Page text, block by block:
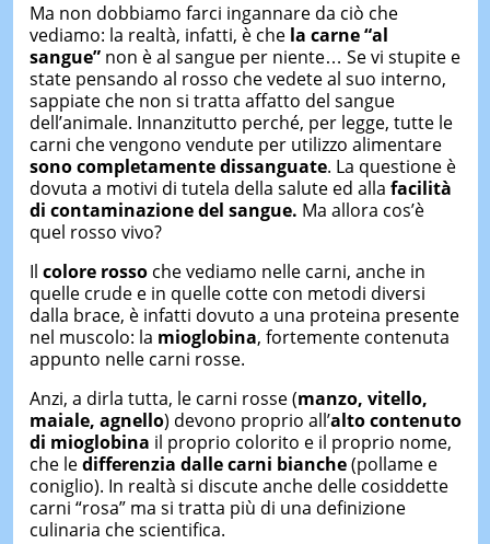
Ma non dobbiamo farci ingannare da ciò che
vediamo: la realtà, infatti, è che la carne “al
sangue” non è al sangue per niente… Se vi stupite e
state pensando al rosso che vedete al suo interno,
sappiate che non si tratta affatto del sangue
dell’animale. Innanzitutto perché, per legge, tutte le
carni che vengono vendute per utilizzo alimentare
sono completamente dissanguate. La questione è
dovuta a motivi di tutela della salute ed alla facilità
di contaminazione del sangue. Ma allora cos’è
quel rosso vivo?
Il colore rosso che vediamo nelle carni, anche in
quelle crude e in quelle cotte con metodi diversi
dalla brace, è infatti dovuto a una proteina presente
nel muscolo: la mioglobina, fortemente contenuta
appunto nelle carni rosse.
Anzi, a dirla tutta, le carni rosse (manzo, vitello,
maiale, agnello) devono proprio all’alto contenuto
di mioglobina il proprio colorito e il proprio nome,
che ledifferenzia dalle carni bianche(pollame e
coniglio). In realtà si discute anche delle cosiddette
carni “rosa” ma si tratta più di una definizione
culinaria che scientifica.